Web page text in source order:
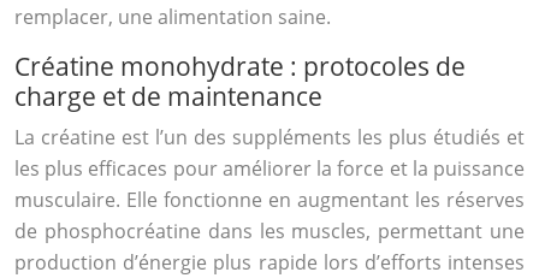
remplacer, une alimentation saine.
Créatine monohydrate : protocoles de
charge et de maintenance
La créatine est l’un des suppléments les plus étudiés et
les plus efficaces pour améliorer la force et la puissance
musculaire. Elle fonctionne en augmentant les réserves
de phosphocréatine dans les muscles, permettant une
production d’énergie plus rapide lors d’efforts intenses